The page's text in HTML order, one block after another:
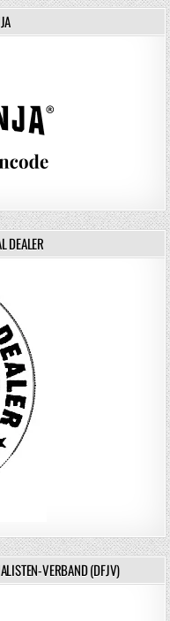
DEALER
VERBAND (DFJV)